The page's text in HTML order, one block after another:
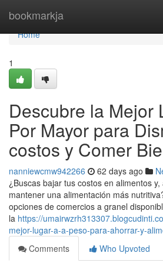
bookmarkja
Home
Home
1
Descubre la Mejor
Por Mayor para
costos y Comer
nanniewcmw942266 62 days ago
¿Buscas bajar tus costos en alimentos
mantener una alimentación más
opciones de comercios a granel
la https://
mejor-lugar-a-a-peso-para-ahorrar-y-
Comments
Who Upvoted